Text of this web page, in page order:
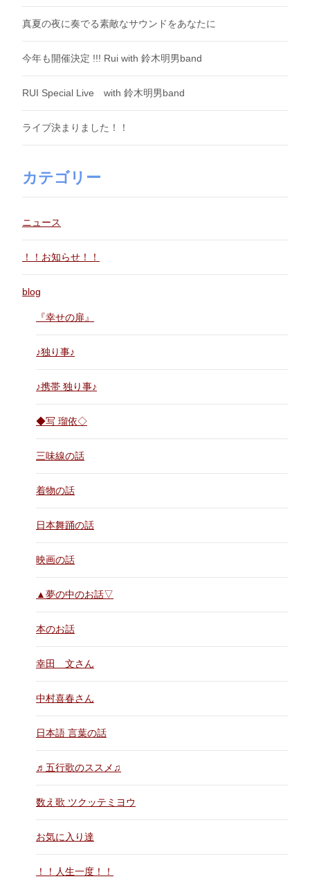
真夏の夜に奏でる素敵なサウンドをあなたに
今年も開催決定 !!! Rui with 鈴木明男band
RUI Special Live with 鈴木明男band
ライブ決まりました！！
カテゴリー
ニュース
！！お知らせ！！
blog
『幸せの扉』
♪独り事♪
♪携帯 独り事♪
◆写 瑠依◇
三味線の話
着物の話
日本舞踊の話
映画の話
▲夢の中のお話▽
本のお話
幸田 文さん
中村喜春さん
日本語 言葉の話
♬五行歌のススメ♫
数え歌 ツクッテミヨウ
お気に入り達
！！人生一度！！